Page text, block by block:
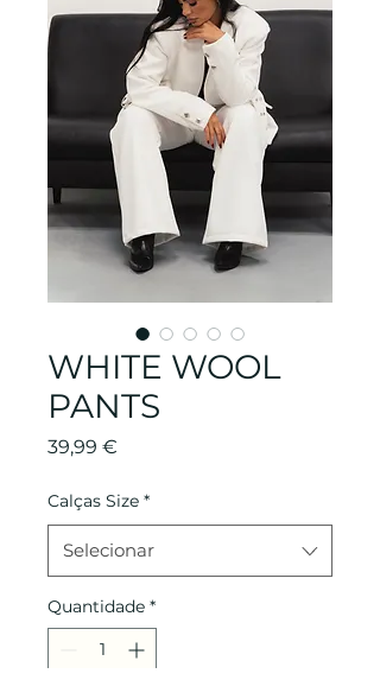
WHITE WOOL
PANTS
39,99 €
Calças Size *
Selecionar
Quantidade *